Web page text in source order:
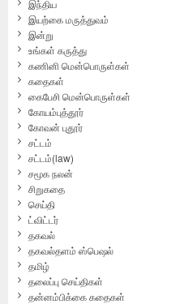
இந்திய
இயற்கை மருத்துவம்
இன்று
உங்கள் கருத்து
கணினி மென்பொருள்கள்
கதைகள்
கைபேசி மென்பொருள்கள்
கோயம்புத்தூர்
கோவன் புதூர்
சட்டம்
சட்டம்(law)
சமூக நலன்
சிறுகதை
செய்தி
ட்விட்டர்
தகவல்
தகவல்தளம் ஸ்பெஷல்
தமிழ்
தலைப்பு செய்திகள்
தன்னம்பிக்கை கதைகள்